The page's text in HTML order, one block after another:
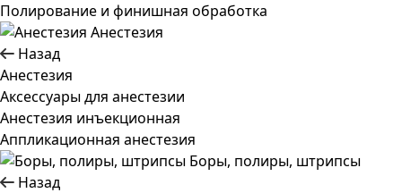
Полирование и финишная обработка
Анестезия
Назад
Анестезия
Аксессуары для анестезии
Анестезия инъекционная
Аппликационная анестезия
Боры, полиры, штрипсы
Назад